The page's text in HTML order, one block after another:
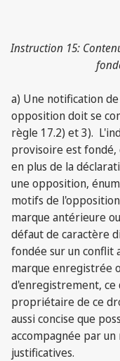
Instruction 15:
a) Une notification
opposition doit se
règle 17.2) et 3).
provisoire est fondé,
en plus de la
une opposition,
motifs de
marque antérieure
défaut de caractère
fondée sur un conflit
marque enregistrée
d'enregistrement,
propriétaire de ce
aussi concise que
accompagnée par
justificatives.